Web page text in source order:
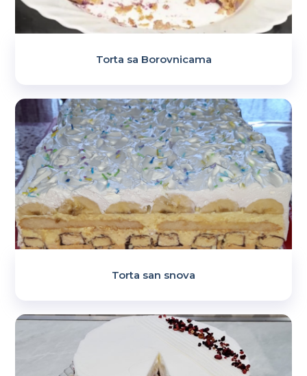
Torta sa Borovnicama
Torta san snova